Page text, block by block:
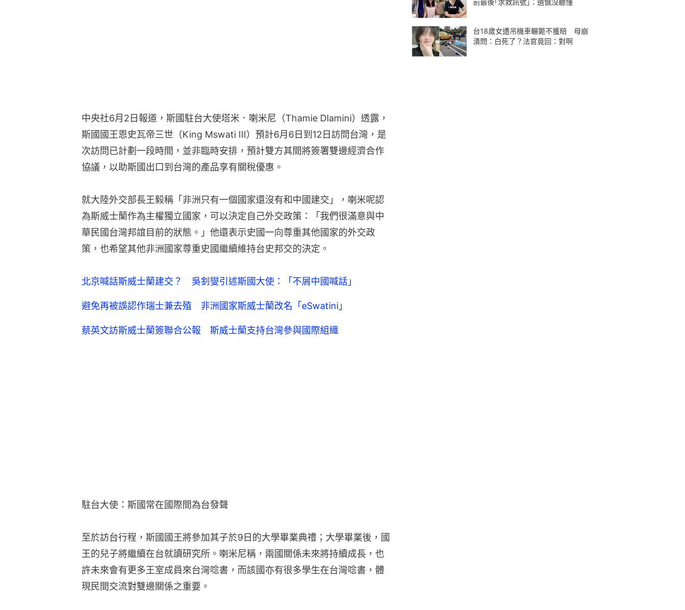
中央社6月2日報道，斯國駐台大使塔米．喇米尼（Thamie Dlamini）透露，
斯國國王恩史瓦帝三世（King Mswati III）預計6月6日到12日訪問台灣，是
次訪問已計劃一段時間，並非臨時安排，預計雙方其間將簽署雙邊經濟合作
協議，以助斯國出口到台灣的產品享有關稅優惠。
就大陸外交部長王毅稱「非洲只有一個國家還沒有和中國建交」，喇米呢認
為斯威士蘭作為主權獨立國家，可以決定自己外交政策：「我們很滿意與中
華民國台灣邦誼目前的狀態。」他還表示史國一向尊重其他國家的外交政
策，也希望其他非洲國家尊重史國繼續維持台史邦交的決定。
北京喊話斯威士蘭建交？ 吳釗燮引述斯國大使：「不屑中國喊話」
避免再被誤認作瑞士兼去殖 非洲國家斯威士蘭改名「eSwatini」
蔡英文訪斯威士蘭簽聯合公報 斯威士蘭支持台灣參與國際組織
駐台大使：斯國常在國際間為台發聲
至於訪台行程，斯國國王將參加其子於9日的大學畢業典禮；大學畢業後，國
王的兒子將繼續在台就讀研究所。喇米尼稱，兩國關係未來將持續成長，也
許未來會有更多王室成員來台灣唸書，而該國亦有很多學生在台灣唸書，體
現民間交流對雙邊關係之重要。
台18歲女遭吊機車輾斃不獲賠 母崩
潰問：白死了？法官竟回：對啊